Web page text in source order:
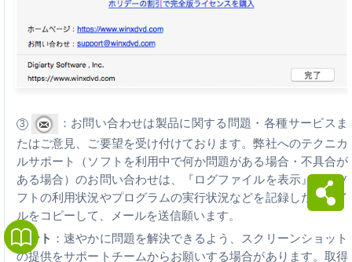
3
：お問い合わせは製品に関する問題・各種サービスま
たはご意見、ご要望を受け付けております。弊社へのテクニカ
ルサポート（ソフトを利用中で何か問題がある場合・不具合が
ある場合）のお問い合わせは、『ログファイルを表示』で、ソ
フトの利用状況やプログラムの実行状況などを記録したファイ
ルをコピーして、メールを送信願います。
ヒント ：速やかに問題を解決できるよう、スクリーンショット
の提供をサポートチームからお願いする場合があります。取得